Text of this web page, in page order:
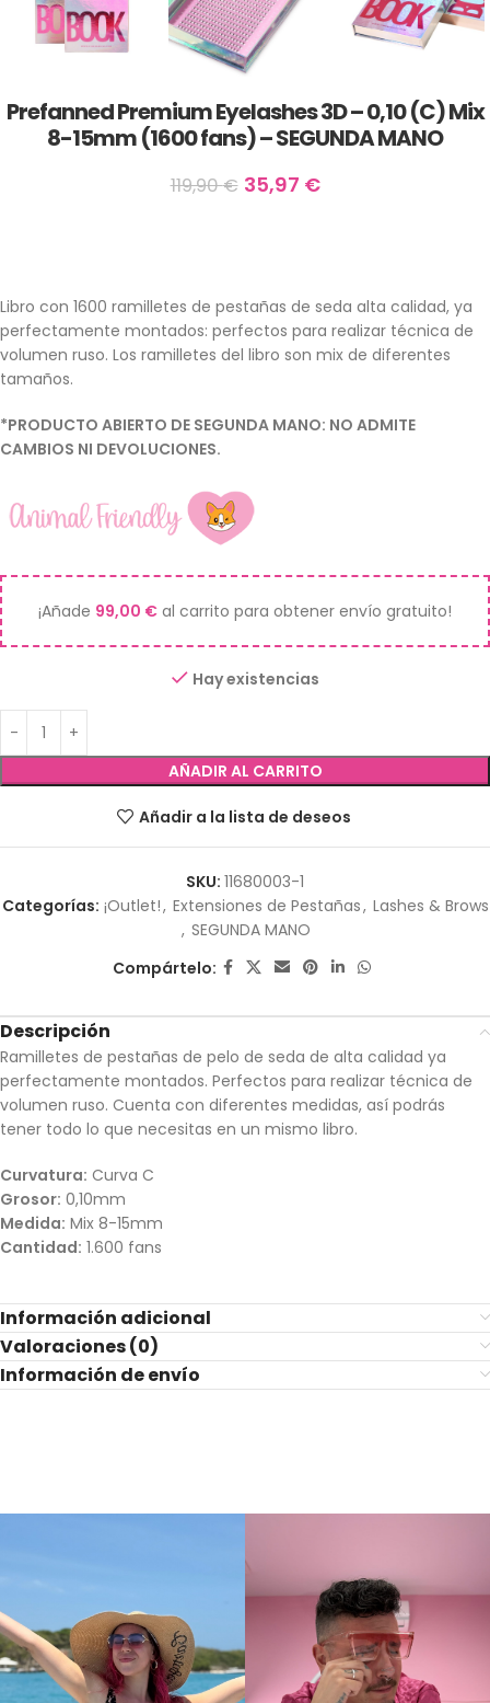
Prefanned Premium Eyelashes 3D – 0,10 (C) Mix
8-15mm (1600 fans) – SEGUNDA MANO
119,90€ 35,97 €
Libro con 1600 ramilletes de pestañas de seda alta calidad, ya
perfectamente montados: perfectos para realizar técnica de
volumen ruso. Los ramilletes del libro son mix de diferentes
tamaños.
*PRODUCTO ABIERTO DE SEGUNDA MANO: NO ADMITE
CAMBIOS NI DEVOLUCIONES.
¡Añade 99,00 € al carrito para obtener envío gratuito!
Hay existencias
AÑADIR AL CARRITO
Añadir a la lista de deseos
SKU: 11680003-1
Categorías: ¡Outlet!, Extensiones de Pestañas, Lashes & Brows
, SEGUNDA MANO
Compártelo:
Descripción
Ramilletes de pestañas de pelo de seda de alta calidad ya
perfectamente montados. Perfectos para realizar técnica de
volumen ruso. Cuenta con diferentes medidas, así podrás
tener todo lo que necesitas en un mismo libro.
Curvatura: Curva C
Grosor: 0,10mm
Medida: Mix 8-15mm
Cantidad: 1.600 fans
Información adicional
Valoraciones (0)
Información de envío